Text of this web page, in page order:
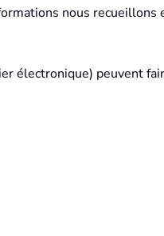
nous
électronique) peuvent